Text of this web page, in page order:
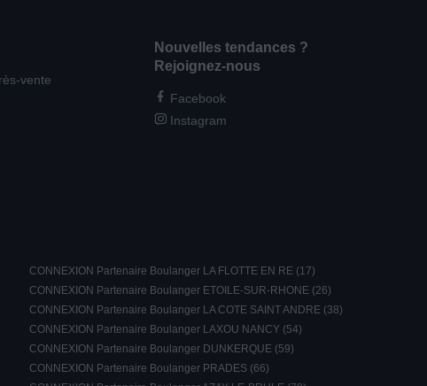
vente
Nouvelles tendances ?
Rejoignez-nous
Facebook
Instagram
CONNEXION Partenaire Boulanger LA FLOTTE EN RE (17)
CONNEXION Partenaire Boulanger ETOILE-SUR-RHONE (26)
CONNEXION Partenaire Boulanger LA COTE SAINT ANDRE (38)
CONNEXION Partenaire Boulanger LAXOU NANCY (54)
CONNEXION Partenaire Boulanger DUNKERQUE (59)
CONNEXION Partenaire Boulanger PRADES (66)